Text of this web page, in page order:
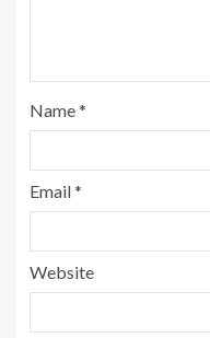
Name*
Email*
Website